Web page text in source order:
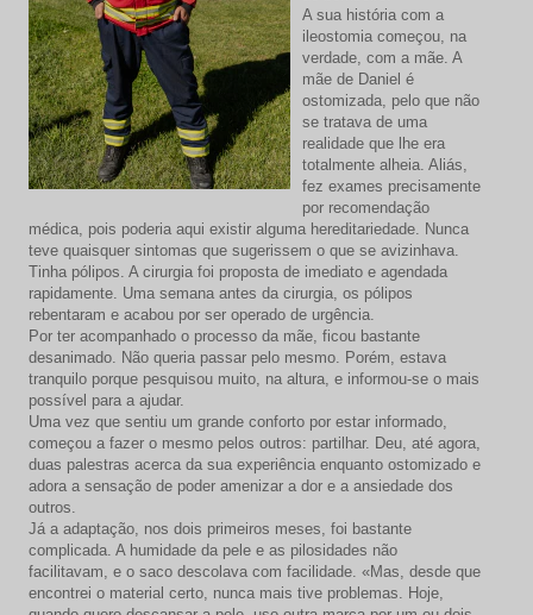
A sua história com a
ileostomia começou, na
verdade, com a mãe. A
mãe de Daniel é
ostomizada, pelo que não
se tratava de uma
realidade que lhe era
totalmente alheia. Aliás,
fez exames precisamente
por recomendação
médica, pois poderia aqui existir alguma hereditariedade. Nunca
teve quaisquer sintomas que sugerissem o que se avizinhava.
Tinha pólipos. A cirurgia foi proposta de imediato e agendada
rapidamente. Uma semana antes da cirurgia, os pólipos
rebentaram e acabou por ser operado de urgência.
Por ter acompanhado o processo da mãe, ficou bastante
desanimado. Não queria passar pelo mesmo. Porém, estava
tranquilo porque pesquisou muito, na altura, e informou-se o mais
possível para a ajudar.
Uma vez que sentiu um grande conforto por estar informado,
começou a fazer o mesmo pelos outros: partilhar. Deu, até agora,
duas palestras acerca da sua experiência enquanto ostomizado e
adora a sensação de poder amenizar a dor e a ansiedade dos
outros.
Já a adaptação, nos dois primeiros meses, foi bastante
complicada. A humidade da pele e as pilosidades não
facilitavam, e o saco descolava com facilidade. «Mas, desde que
encontrei o material certo, nunca mais tive problemas. Hoje,